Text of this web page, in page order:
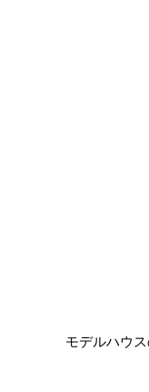
モデルハウ